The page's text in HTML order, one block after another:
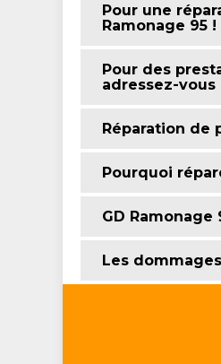
Pour une
Ramonage 95 !
Pour des
adressez-vous
Réparation de
Pourquoi
GD
Les